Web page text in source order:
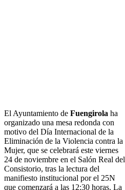
El Ayuntamiento de Fuengirola ha
organizado una mesa redonda con
motivo del Día Internacional de la
Eliminación de la Violencia contra la
Mujer, que se celebrará este viernes
24 de noviembre en el Salón Real del
Consistorio, tras la lectura del
manifiesto institucional por el 25N
que comenzará a las 12:30 horas. La